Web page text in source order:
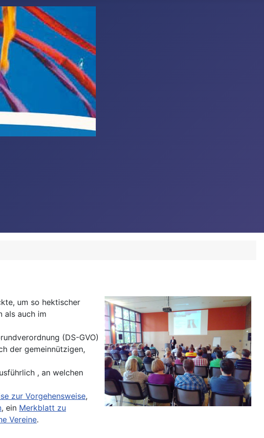
um so hektischer
als auch im
(DS-GVO)
der gemeinnützigen,
, an welchen
zur Vorgehensweise,
, ein Merkblatt zu
Vereine.